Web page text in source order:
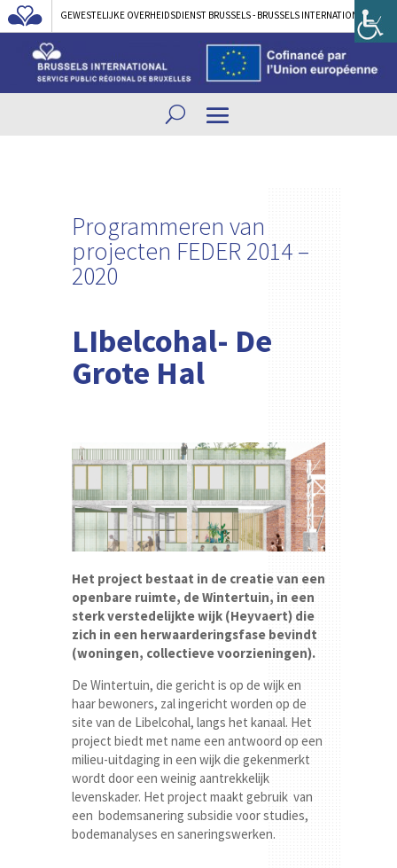
GEWESTELIJKE OVERHEIDSDIENST BRUSSELS - BRUSSELS INTERNATIONAL
Programmeren van
projecten FEDER 2014 –
2020
LIbelcohal- De
Grote Hal
Het project bestaat in de creatie van een
openbare ruimte, de Wintertuin, in een
sterk verstedelijkte wijk (Heyvaert) die
zich in een herwaarderingsfase bevindt
(woningen, collectieve voorzieningen).
De Wintertuin, die gericht is op de wijk en
haar bewoners, zal ingericht worden op de
site van de Libelcohal, langs het kanaal. Het
project biedt met name een antwoord op een
milieu-uitdaging in een wijk die gekenmerkt
wordt door een weinig aantrekkelijk
levenskader. Het project maakt gebruik van
een bodemsanering subsidie voor studies,
bodemanalyses en saneringswerken.